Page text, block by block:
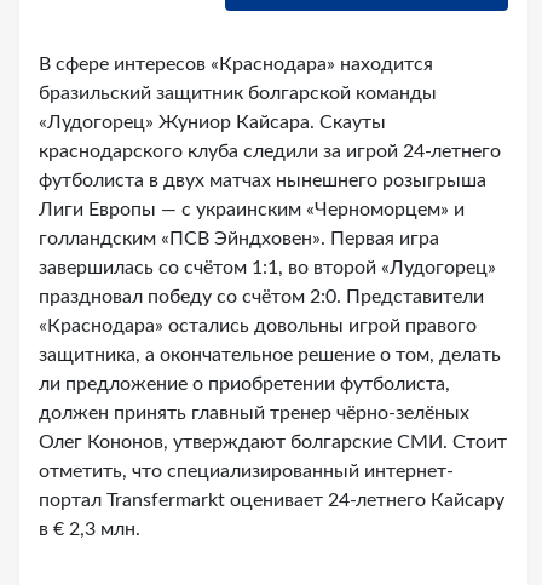
В сфере интересов «Краснодара» находится
бразильский защитник болгарской команды
«Лудогорец» Жуниор Кайсара. Скауты
краснодарского клуба следили за игрой 24-летнего
футболиста в двух матчах нынешнего розыгрыша
Лиги Европы — с украинским «Черноморцем» и
голландским «ПСВ Эйндховен». Первая игра
завершилась со счётом 1:1, во второй «Лудогорец»
праздновал победу со счётом 2:0. Представители
«Краснодара» остались довольны игрой правого
защитника, а окончательное решение о том, делать
ли предложение о приобретении футболиста,
должен принять главный тренер чёрно-зелёных
Олег Кононов, утверждают болгарские СМИ. Стоит
отметить, что специализированный интернет-
портал Transfermarkt оценивает 24-летнего Кайсару
в € 2,3 млн.